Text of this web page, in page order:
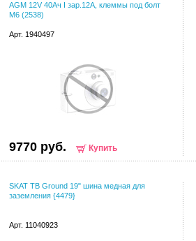
AGM 12V 40Ач I зар.12А, клеммы под болт
М6 (2538)
Арт. 1940497
9770 руб. Купить
SKAT TB Ground 19" шина медная для
заземления {4479}
Арт. 11040923